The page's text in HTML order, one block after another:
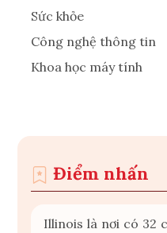
Sức khỏe
Công nghệ thông tin
Khoa học máy tính
Điểm nhấn
Illinois là nơi có 32